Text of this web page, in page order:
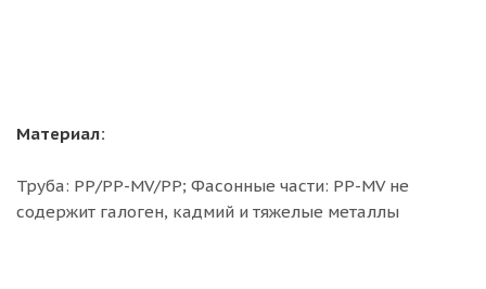
Материал:
Труба: PP/PP-MV/PP; Фасонные части: PP-MV не
содержит галоген, кадмий и тяжелые металлы